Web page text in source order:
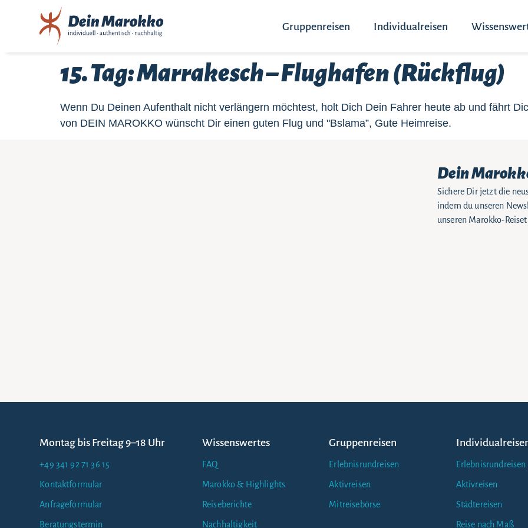
Gruppenreisen Individualreisen
15. Tag: Marrakesch – Flughafen (Rückflug)
Wenn Du Deinen Aufenthalt nicht verlängern möchtest, holt Dich Dein Fahrer heute ab und fährt
von DEIN MAROKKO wünscht Dir einen guten Flug und "Bslama”, Gute Heimreise.
Dein
Sichere Dir jetzt die
indem du unseren
unseren Marokko-
Montag bis Freitag 9–18 Uhr
+49 341 92 71 36 15
Kontaktformular
Anfrageformular
Beratungstermin
Wissenswertes
FAQ
Marokko & Highlights
Reiseberichte
Nachhaltigkeit
Gruppenreisen
Erlebnisrundreisen
Aktivreisen
Mitreisebörse
Erlebnisrundreisen
Aktivreisen
Städtereisen
Reise nach Maß